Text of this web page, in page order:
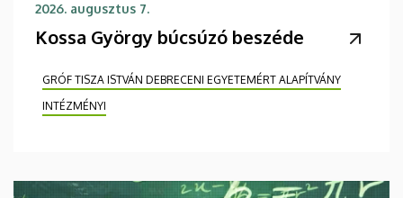
2026. augusztus 7.
Kossa György búcsúzó beszéde
GRÓF TISZA ISTVÁN DEBRECENI EGYETEMÉRT ALAPÍTVÁNY
INTÉZMÉNYI